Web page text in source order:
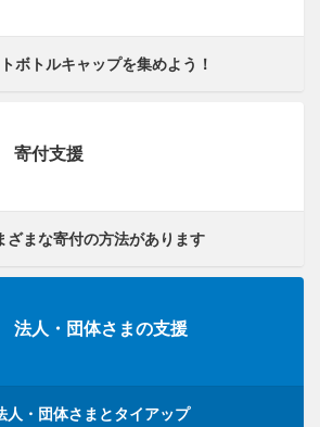
ボトルキャップを集めよう！
寄付支援
ざまな寄付の方法があります
法人・団体さまの支援
人・団体さまとタイアップ